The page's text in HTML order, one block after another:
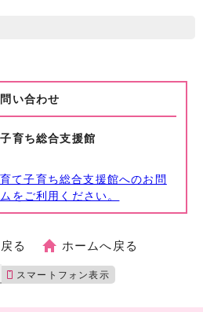
い合わせ
育ち総合支援館
て子育ち総合支援館へのお問
をご利用ください。
る ホームへ戻る
スマートフォン表示